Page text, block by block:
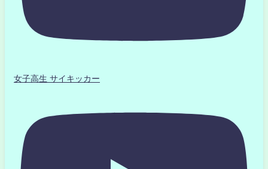
女子高生 サイキッカー